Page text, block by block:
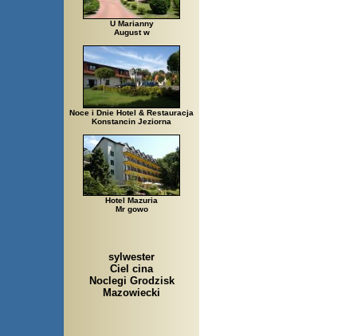
U Marianny
August w
Noce i Dnie Hotel & Restauracja
Konstancin Jeziorna
Hotel Mazuria
Mr gowo
sylwester
Ciel cina
Noclegi Grodzisk
Mazowiecki